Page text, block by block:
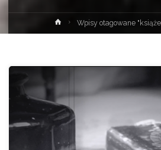
Strona
główna
Wpisy otagowane